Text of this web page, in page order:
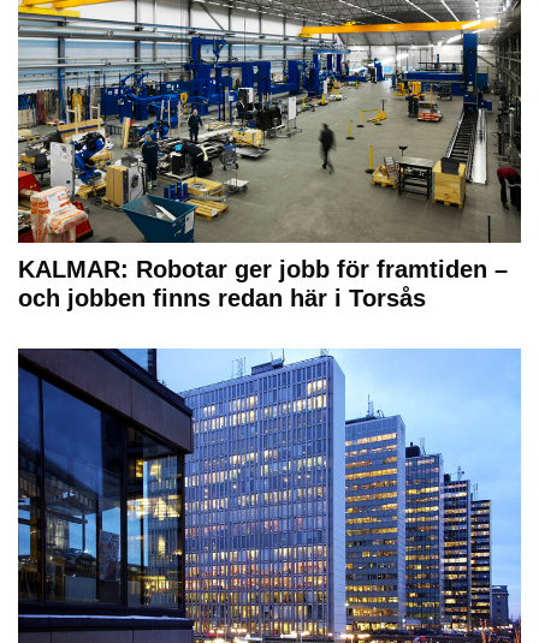
KALMAR: Robotar ger jobb för framtiden –
och jobben finns redan här i Torsås